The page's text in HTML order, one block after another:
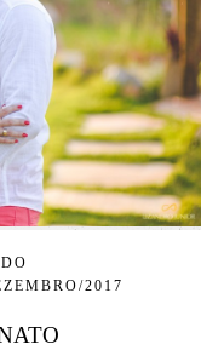
2017